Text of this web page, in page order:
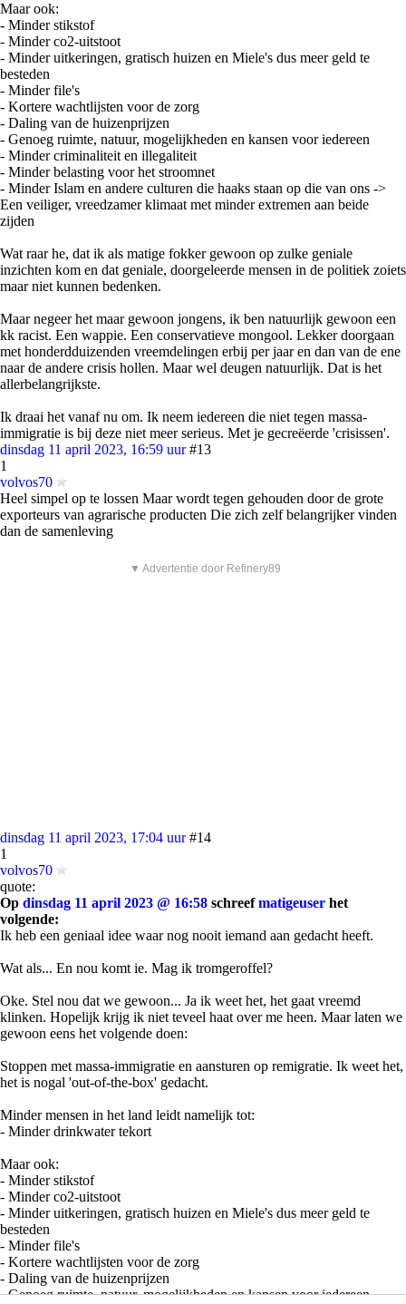
Maar ook:
- Minder stikstof
- Minder co2-uitstoot
- Minder uitkeringen, gratisch huizen en Miele's dus meer geld te
besteden
- Minder file's
- Kortere wachtlijsten voor de zorg
- Daling van de huizenprijzen
- Genoeg ruimte, natuur, mogelijkheden en kansen voor iedereen
- Minder criminaliteit en illegaliteit
- Minder belasting voor het stroomnet
- Minder Islam en andere culturen die haaks staan op die van ons ->
Een veiliger, vreedzamer klimaat met minder extremen aan beide
zijden
Wat raar he, dat ik als matige fokker gewoon op zulke geniale
inzichten kom en dat geniale, doorgeleerde mensen in de politiek zoiets
maar niet kunnen bedenken.
Maar negeer het maar gewoon jongens, ik ben natuurlijk gewoon een
kk racist. Een wappie. Een conservatieve mongool. Lekker doorgaan
met honderdduizenden vreemdelingen erbij per jaar en dan van de ene
naar de andere crisis hollen. Maar wel deugen natuurlijk. Dat is het
allerbelangrijkste.
Ik draai het vanaf nu om. Ik neem iedereen die niet tegen massa-
immigratie is bij deze niet meer serieus. Met je gecreëerde 'crisissen'.
dinsdag 11 april 2023, 16:59 uur #13
1
volvos70
Heel simpel op te lossen Maar wordt tegen gehouden door de grote
exporteurs van agrarische producten Die zich zelf belangrijker vinden
dan de samenleving
▼ Advertentie door Refinery89
dinsdag 11 april 2023, 17:04 uur #14
1
volvos70
quote:
Op dinsdag 11 april 2023 @ 16:58 schreefmatigeuser het
volgende:
Ik heb een geniaal idee waar nog nooit iemand aan gedacht heeft.
Wat als... En nou komt ie. Mag ik tromgeroffel?
Oke. Stel nou dat we gewoon... Ja ik weet het, het gaat vreemd
klinken. Hopelijk krijg ik niet teveel haat over me heen. Maar laten we
gewoon eens het volgende doen:
Stoppen met massa-immigratie en aansturen op remigratie. Ik weet het,
het is nogal 'out-of-the-box' gedacht.
Minder mensen in het land leidt namelijk tot:
- Minder drinkwater tekort
Maar ook:
- Minder stikstof
- Minder co2-uitstoot
- Minder uitkeringen, gratisch huizen en Miele's dus meer geld te
besteden
- Minder file's
- Kortere wachtlijsten voor de zorg
- Daling van de huizenprijzen
- Genoeg ruimte, natuur, mogelijkheden en kansen voor iedereen